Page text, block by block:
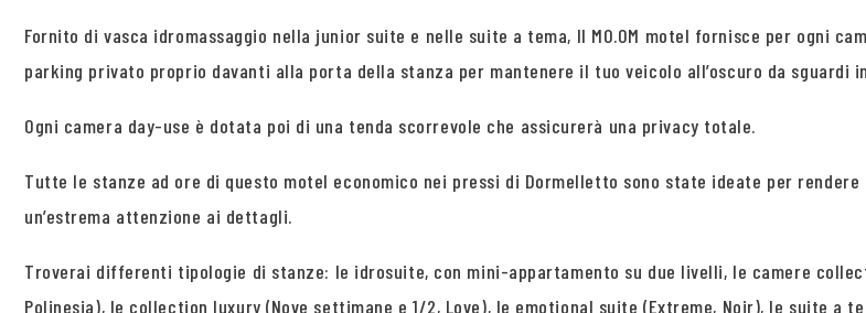
Fornito di vasca idromassaggio nella junior suite e nelle suite a tema, Il MO.OM motel fornisce per ogni
parking privato proprio davanti alla porta della stanza per mantenere il tuo veicolo all’oscuro da sguardi
Ogni camera day-use è dotata poi di una tenda scorrevole che assicurerà una privacy totale.
Tutte le stanze ad ore di questo motel economico nei pressi di Dormelletto sono state ideate per
un’estrema attenzione ai dettagli.
Troverai differenti tipologie di stanze: le idrosuite, con mini-appartamento su due livelli, le camere
Polinesia), le collection luxury (Nove settimane e 1/2, Love), le emotional suite (Extreme, Noir), le suite a